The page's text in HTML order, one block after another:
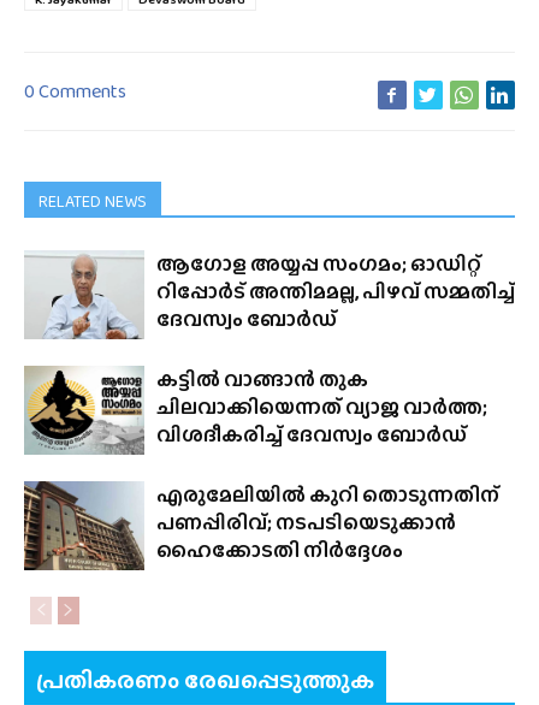
0 Comments
RELATED NEWS
ആഗോള അയ്യപ്പ സംഗമം; ഓഡിറ്റ്
റിപ്പോർട് അന്തിമമല്ല, പിഴവ് സമ്മതിച്ച്
ദേവസ്വം ബോർഡ്
കട്ടിൽ വാങ്ങാൻ തുക
ചിലവാക്കിയെന്നത് വ്യാജ വാർത്ത;
വിശദീകരിച്ച് ദേവസ്വം ബോർഡ്
എരുമേലിയിൽ കുറി തൊടുന്നതിന്
പണപ്പിരിവ്; നടപടിയെടുക്കാൻ
ഹൈക്കോടതി നിർദ്ദേശം
പ്രതികരണം രേഖപ്പെടുത്തുക